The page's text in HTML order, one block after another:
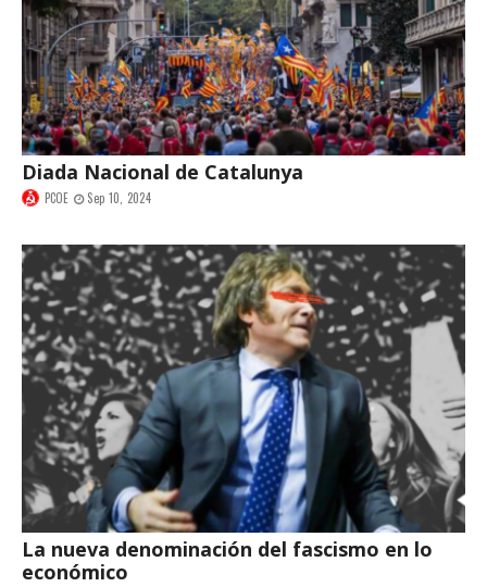
Diada Nacional de Catalunya
PCOE Sep 10, 2024
La nueva denominación del fascismo en lo
económico